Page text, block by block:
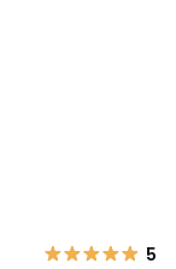
5